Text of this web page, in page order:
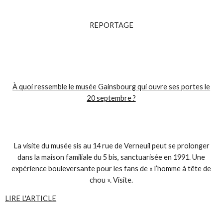
REPORTAGE
À quoi ressemble le musée Gainsbourg qui ouvre ses portes le
20 septembre ?
La visite du musée sis au 14 rue de Verneuil peut se prolonger
dans la maison familiale du 5 bis, sanctuarisée en 1991. Une
expérience bouleversante pour les fans de « l’homme à tête de
chou ». Visite.
LIRE L'ARTICLE